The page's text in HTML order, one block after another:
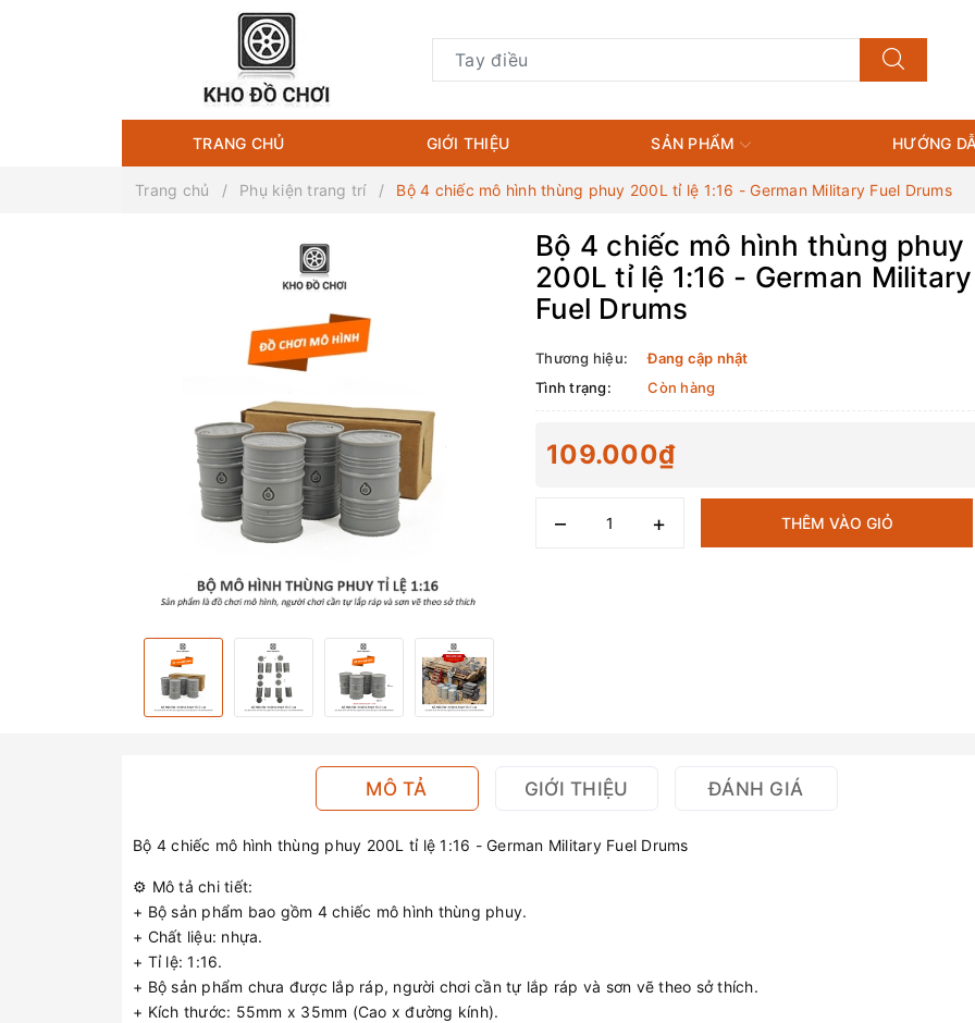
TRANG CHỦ GIỚI THIỆU SẢN PHẨM HƯỚNG
Trang chủ Phụ kiện trang trí Bộ 4 chiếc mô hình thùng phuy 200L tỉ lệ 1:16 - German Military Fuel Drums
Bộ 4 chiếc mô hình thùng phuy
200L tỉ lệ 1:16 - German Military
Fuel Drums
Thương hiệu:
Đang cập nhật
Tình trạng:
Còn hàng
109.000₫
– + THÊM VÀO GIỎ
MÔ TẢ GIỚI THIỆU ĐÁNH GIÁ
Bộ 4 chiếc mô hình thùng phuy 200L tỉ lệ 1:16 - German Military Fuel Drums
⚙️ Mô tả chi tiết:
+ Bộ sản phẩm bao gồm 4 chiếc mô hình thùng phuy.
+ Chất liệu: nhựa.
+ Tỉ lệ: 1:16.
+ Bộ sản phẩm chưa được lắp ráp, người chơi cần tự lắp ráp và sơn vẽ theo sở thích.
+ Kích thước: 55mm x 35mm (Cao x đường kính).